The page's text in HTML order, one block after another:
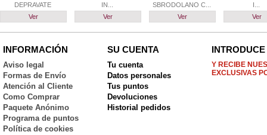
DEPRAVATE
Ver
IN...
Ver
SBRODOLANO C...
Ver
I...
Ver
INFORMACIÓN
Aviso legal
Formas de Envío
Atención al Cliente
Como Comprar
Paquete Anónimo
Programa de puntos
Política de cookies
SU CUENTA
Tu cuenta
Datos personales
Tus puntos
Devoluciones
Historial pedidos
Y RECIBE
EXCLUSIVAS